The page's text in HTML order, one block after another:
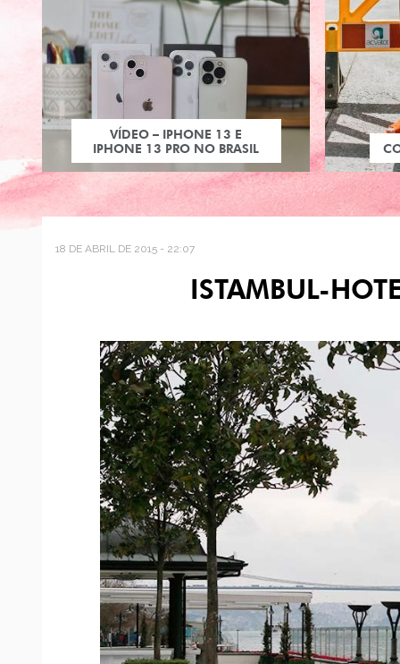
VÍDEO – IPHONE 13 E
IPHONE 13 PRO NO BRASIL
18 DE ABRIL DE 2015 - 22:07
ISTAMBUL-